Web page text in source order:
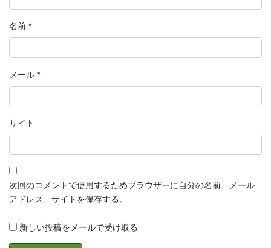
名前 *
メール *
サイト
次回のコメントで使用するためブラウザーに自分の名前、メール
アドレス、サイトを保存する。
新しい投稿をメールで受け取る